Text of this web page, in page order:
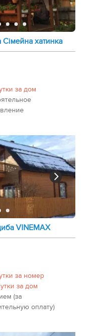
хатинка
за дом
VINEMAX
за номер
за дом
(за
оплату)